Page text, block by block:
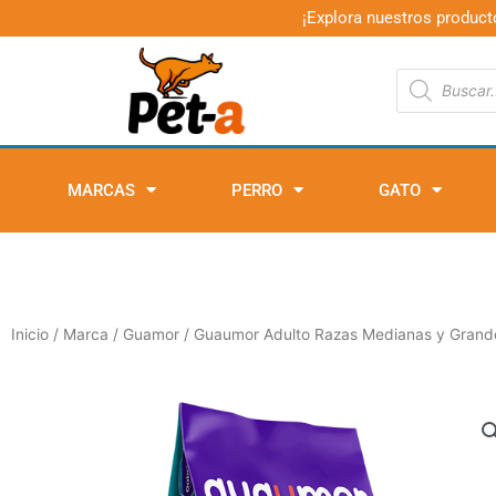
al
¡Explora nuestros
Búsqueda
de
productos
MARCAS PERRO GATO
Inicio / Marca / Guamor / Guaumor Adulto Razas Medianas y